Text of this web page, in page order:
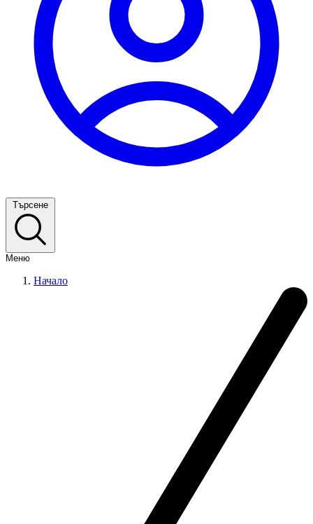
Търсене
Меню
Начало